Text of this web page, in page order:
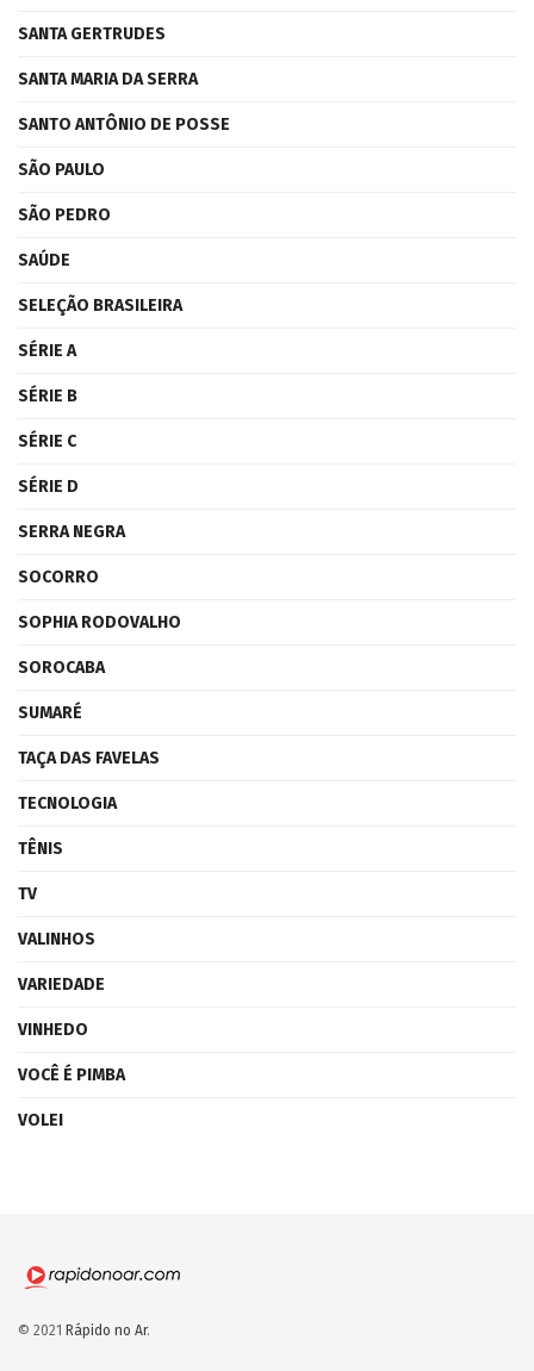
SANTA GERTRUDES
SANTA MARIA DA SERRA
SANTO ANTÔNIO DE POSSE
SÃO PAULO
SÃO PEDRO
SAÚDE
SELEÇÃO BRASILEIRA
SÉRIE A
SÉRIE B
SÉRIE C
SÉRIE D
SERRA NEGRA
SOCORRO
SOPHIA RODOVALHO
SOROCABA
SUMARÉ
TAÇA DAS FAVELAS
TECNOLOGIA
TÊNIS
TV
VALINHOS
VARIEDADE
VINHEDO
VOCÊ É PIMBA
VOLEI
© 2021 Rápido no Ar.